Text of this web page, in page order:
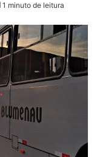
1 minuto de leitura